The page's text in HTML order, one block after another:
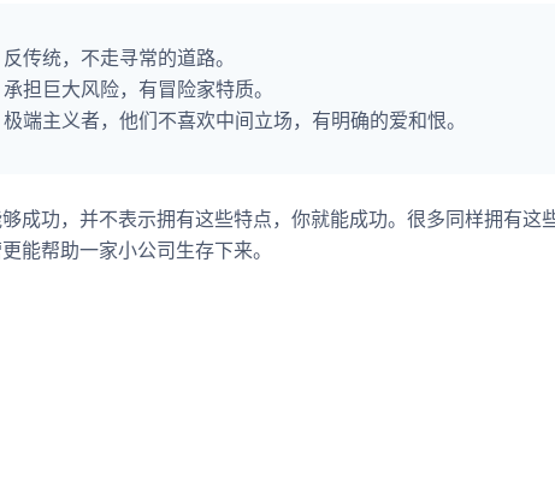
反传统，不走寻常的道路。
承担巨大风险，有冒险家特质。
极端主义者，他们不喜欢中间立场，有明确的爱和恨。
成功，并不表示拥有这些特点，你就能成功。很多同样拥有这
能帮助一家小公司生存下来。